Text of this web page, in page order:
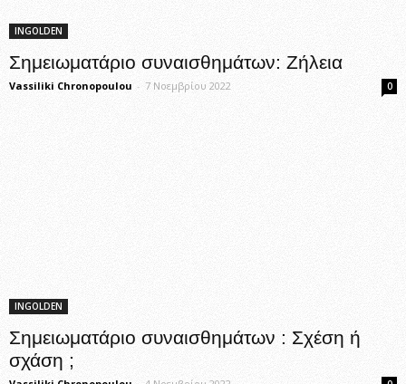
INGOLDEN
Σημειωματάριο συναισθημάτων: Zήλεια
Vassiliki Chronopoulou - 7 Νοεμβρίου 2022 0
INGOLDEN
Σημειωματάριο συναισθημάτων : Σχέση ή
σχάση ;